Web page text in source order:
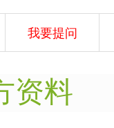
我要提问
资料